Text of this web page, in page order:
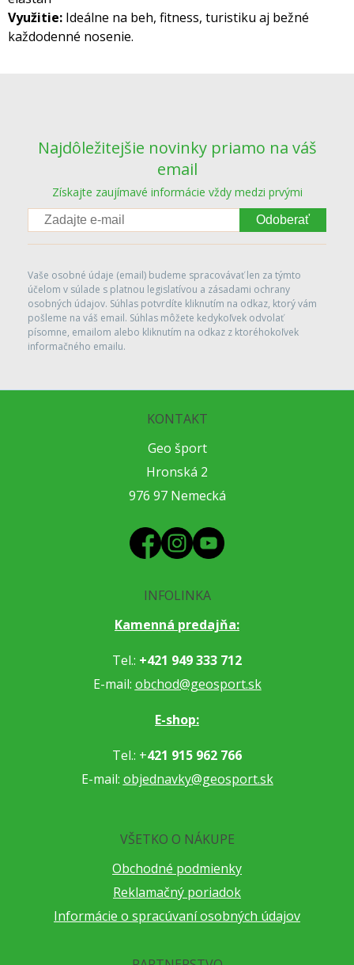
Využitie: Ideálne na beh, fitness, turistiku aj bežné
každodenné nosenie.
Najdôležitejšie novinky priamo na váš
email
Získajte zaujímavé informácie vždy medzi prvými
Odoberať
Vaše osobné údaje (email) budeme spracovávať len za týmto
účelom v súlade s platnou legislatívou a zásadami ochrany
osobných údajov. Súhlas potvrdíte kliknutím na odkaz, ktorý vám
pošleme na váš email. Súhlas môžete kedykoľvek odvolať
písomne, emailom alebo kliknutím na odkaz z ktoréhokoľvek
informačného emailu.
KONTAKT
Geo šport
Hronská 2
976 97 Nemecká
INFOLINKA
Kamenná predajňa:
Tel.: +421 949 333 712
E-mail: obchod@geosport.sk
E-shop:
Tel.: +421 915 962 766
E-mail: objednavky@geosport.sk
VŠETKO O NÁKUPE
Obchodné podmienky
Reklamačný poriadok
Informácie o spracúvaní osobných údajov